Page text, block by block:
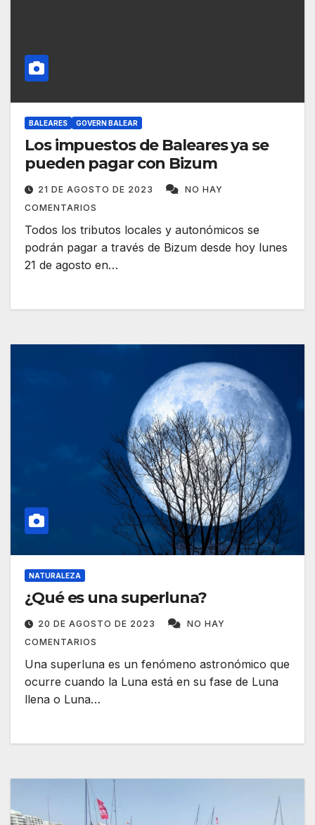
BALEARES GOVERN BALEAR
Los impuestos de Baleares ya se
pueden pagar con Bizum
21 DE AGOSTO DE 2023
NO HAY
COMENTARIOS
Todos los tributos locales y autonómicos se
podrán pagar a través de Bizum desde hoy lunes
21 de agosto en…
NATURALEZA
¿Qué es una superluna?
20 DE AGOSTO DE 2023
NO HAY
COMENTARIOS
Una superluna es un fenómeno astronómico que
ocurre cuando la Luna está en su fase de Luna
llena o Luna…